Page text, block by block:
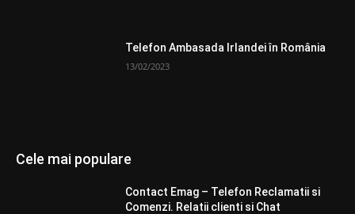
Telefon Ambasada Irlandei în România
13/02/2023
Cele mai populare
Contact Emag – Telefon Reclamatii si
Comenzi. Relatii clienti si Chat